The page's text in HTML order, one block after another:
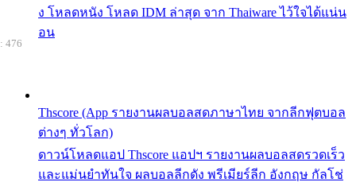
ง โหลดหนัง โหลด IDM ล่าสุด จาก Thaiware ไว้ใจได้แน่น
อน
Thscore (App รายงานผลบอลสดภาษาไทย จากลีกฟุตบอล
ต่างๆ ทั่วโลก)
ดาวน์โหลดแอป Thscore แอปฯ รายงานผลบอลสดรวดเร็ว
และแม่นยำทันใจ ผลบอลลีกดัง พรีเมียร์ลีก อังกฤษ กัลโช่
476